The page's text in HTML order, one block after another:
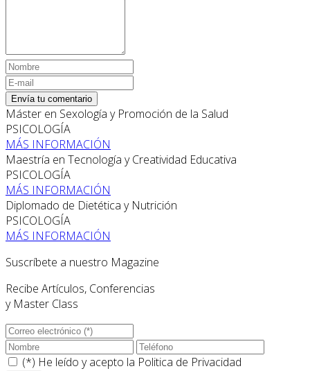
Envía tu comentario
Máster en Sexología y Promoción de la Salud
PSICOLOGÍA
MÁS INFORMACIÓN
Maestría en Tecnología y Creatividad Educativa
PSICOLOGÍA
MÁS INFORMACIÓN
Diplomado de Dietética y Nutrición
PSICOLOGÍA
MÁS INFORMACIÓN
Suscríbete a nuestro Magazine
Recibe Artículos, Conferencias
y Master Class
(*) He leído y acepto la Politica de Privacidad